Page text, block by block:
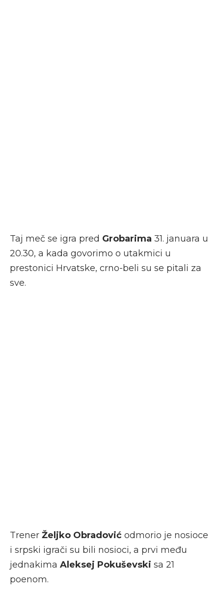
Taj meč se igra pred Grobarima 31. januara u
20.30, a kada govorimo o utakmici u
prestonici Hrvatske, crno-beli su se pitali za
sve.
Trener Željko Obradović odmorio je nosioce
i srpski igrači su bili nosioci, a prvi među
jednakima Aleksej Pokuševski sa 21
poenom.